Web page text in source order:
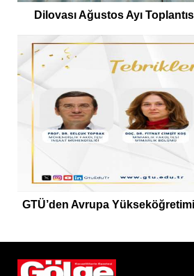
Dilovası Ağustos Ayı
GTÜ’den Avrupa